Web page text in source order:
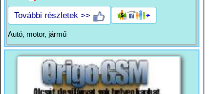
További részletek >>
Autó, motor, jármű